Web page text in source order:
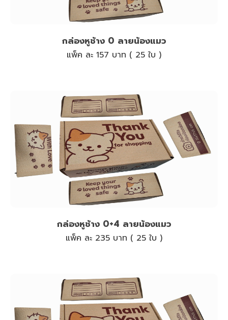
กล่องหูช้าง 0 ลายน้องแมว
แพ็ค ละ 157 บาท ( 25 ใบ )
กล่องหูช้าง 0+4 ลายน้องแมว
แพ็ค ละ 235 บาท ( 25 ใบ )